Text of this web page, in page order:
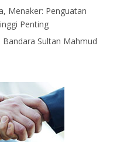
Menaker: Penguatan
Penting
Sultan Mahmud